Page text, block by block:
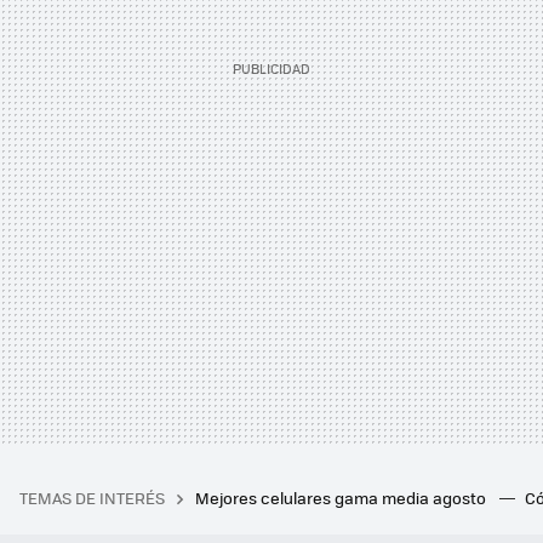
TEMAS DE INTERÉS Mejores celulares gama media agosto